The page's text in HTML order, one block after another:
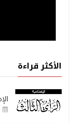
الأكثر قراءة